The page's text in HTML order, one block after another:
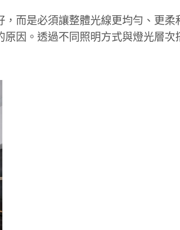
而是必須讓整體光線更均勻、更
因。透過不同照明方式與燈光層